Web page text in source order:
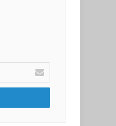
أدخل
بريدك
الإلكتروني